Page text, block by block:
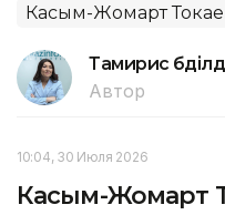
Касым-Жомарт
Тамирис
Автор
10:04, 30 Июля 2026
Касым-Жомарт